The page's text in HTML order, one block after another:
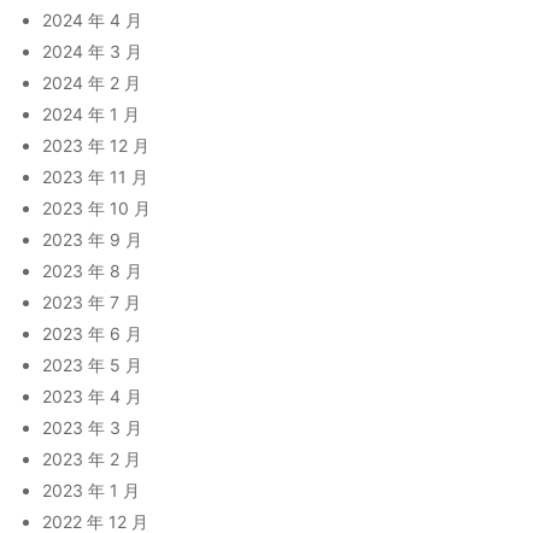
2024 年 4 月
2024 年 3 月
2024 年 2 月
2024 年 1 月
2023 年 12 月
2023 年 11 月
2023 年 10 月
2023 年 9 月
2023 年 8 月
2023 年 7 月
2023 年 6 月
2023 年 5 月
2023 年 4 月
2023 年 3 月
2023 年 2 月
2023 年 1 月
2022 年 12 月